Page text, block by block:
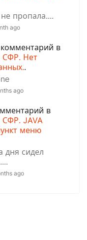
пропала....
ago
в
СФР. Нет
.
ago
в
JAVA
меню
дня сидел
ago